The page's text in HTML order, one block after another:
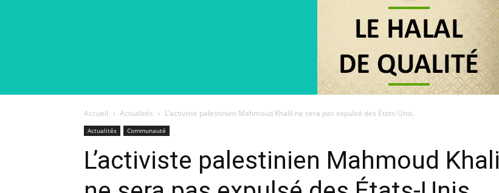
Accueil Actualités L’activiste palestinien Mahmoud Khalil ne sera pas expulsé des États-Unis.
Actualités Communauté
L’activiste palestinien Mahmoud Khalil